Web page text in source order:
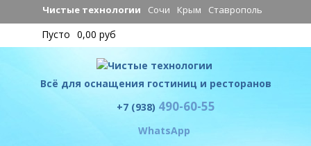
Перейти к
основному
содержанию
Чистые технологии Сочи Крым Ставрополь
Пусто 0,00 руб
Всё для оснащения гостиниц и ресторанов
Чистые технологии
+7 (938) 490-60-55
WhatsApp